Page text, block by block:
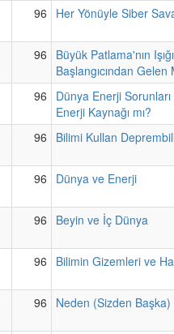
96 Her Yönüyle Siber
96
Büyük Patlama'nın
Başlangıcından Gelen
96
Dünya Enerji
Enerji Kaynağı mı?
96 Bilimi Kullan
96 Dünya ve Enerji
96 Beyin ve İç Dünya
96 Bilimin Gizemleri ve
96 Neden (Sizden